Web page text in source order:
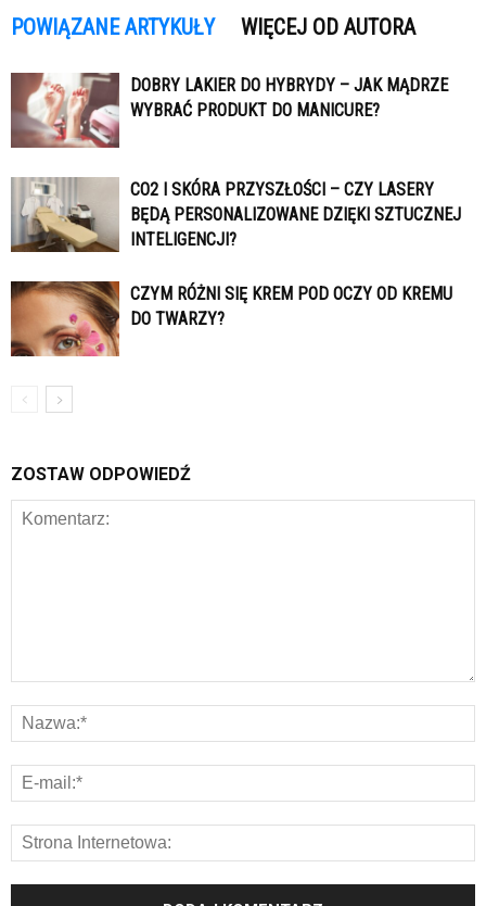
POWIĄZANE ARTYKUŁY WIĘCEJ OD AUTORA
DOBRY LAKIER DO HYBRYDY – JAK MĄDRZE
WYBRAĆ PRODUKT DO MANICURE?
CO2 I SKÓRA PRZYSZŁOŚCI – CZY LASERY
BĘDĄ PERSONALIZOWANE DZIĘKI SZTUCZNEJ
INTELIGENCJI?
CZYM RÓŻNI SIĘ KREM POD OCZY OD KREMU
DO TWARZY?
ZOSTAW ODPOWIEDŹ